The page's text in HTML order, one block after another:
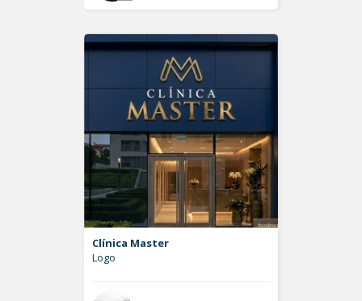
Clínica Master
Logo